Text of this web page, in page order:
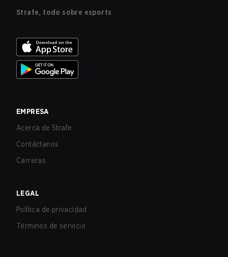
Strafe, todo sobre esports
EMPRESA
Acerca de Strafe
Contáctanos
Carreras
LEGAL
Política de privacidad
Términos de servicio